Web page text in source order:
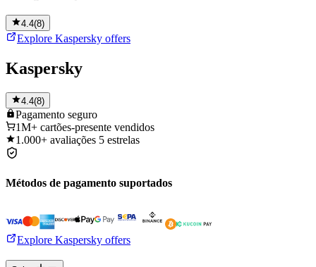
4.4(8)
Explore Kaspersky offers
Kaspersky
4.4(8)
Pagamento seguro
1M+ cartões-presente vendidos
1.000+ avaliações 5 estrelas
Métodos de pagamento suportados
Explore Kaspersky offers